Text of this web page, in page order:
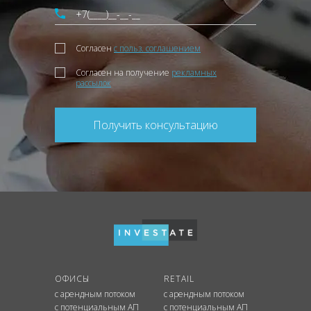
Согласен с польз. соглашением
Согласен на получение рекламных
рассылок
Получить консультацию
ОФИСЫ
с арендным потоком
с потенциальным АП
RETAIL
с арендным потоком
с потенциальным АП